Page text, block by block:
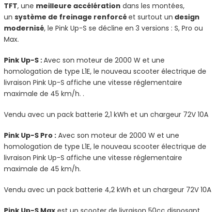
TFT, une meilleure accélération dans les montées,
un système de freinage renforcéet surtout un design
modernisé, le Pink Up-S se décline en 3 versions : S, Pro ou
Max.
Pink Up-S :Avec son moteur de 2000 W et une
homologation de type L1E, le nouveau scooter électrique de
livraison Pink Up-S affiche une vitesse réglementaire
maximale de 45 km/h. .
Vendu avec un pack batterie 2,1 kWh et un chargeur 72V 10A
Pink Up-S Pro : Avec son moteur de 2000 W et une
homologation de type L1E, le nouveau scooter électrique de
livraison Pink Up-S affiche une vitesse réglementaire
maximale de 45 km/h.
Vendu avec un pack batterie 4,2 kWh et un chargeur 72V 10A